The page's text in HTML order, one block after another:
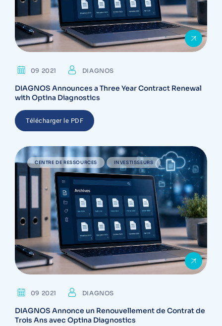
09 2021 DIAGNOS
DIAGNOS Announces a Three Year Contract Renewal
with Optina Diagnostics
Télécharger le PDF
CENTRE DE RESSOURCES INVESTISSEURS
09 2021 DIAGNOS
DIAGNOS Annonce un Renouvellement de Contrat de
Trois Ans avec Optina Diagnostics